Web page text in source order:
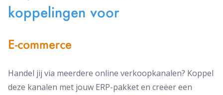
koppelingen voor
E-commerce
Handel jij via meerdere online verkoopkanalen? Koppel
deze kanalen met jouw ERP-pakket en creëer een